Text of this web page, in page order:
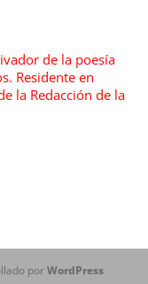
de la poesía
Residente en
la Redacción de la
porWordPress